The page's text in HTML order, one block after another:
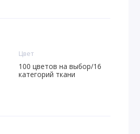
Цвет
100 цветов на выбор/16
категорий ткани